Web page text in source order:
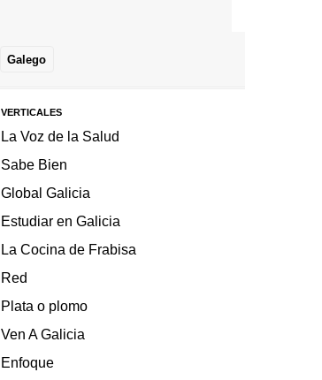
Galego
VERTICALES
La Voz de la Salud
Sabe Bien
Global Galicia
Estudiar en Galicia
La Cocina de Frabisa
Red
Plata o plomo
Ven A Galicia
Enfoque